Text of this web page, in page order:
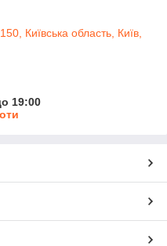
Київська область, Київ,
19:00